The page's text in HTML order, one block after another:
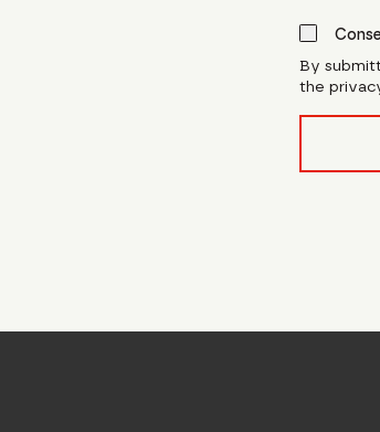
By
the